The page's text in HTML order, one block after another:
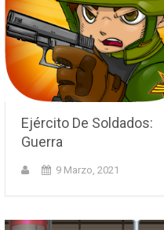
Ejército De Soldados:
Guerra
9 Marzo, 2021